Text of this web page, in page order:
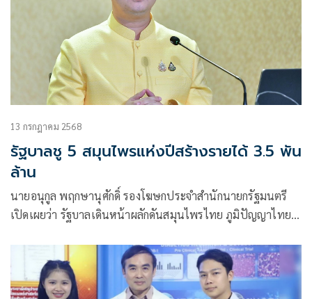
13 กรกฎาคม 2568
รัฐบาลชู 5 สมุนไพรแห่งปีสร้างรายได้ 3.5 พัน
ล้าน
นายอนุกูล พฤกษานุศักดิ์ รองโฆษกประจำสำนักนายกรัฐมนตรี
เปิดเผยว่า รัฐบาลเดินหน้าผลักดันสมุนไพรไทย ภูมิปัญญาไทย